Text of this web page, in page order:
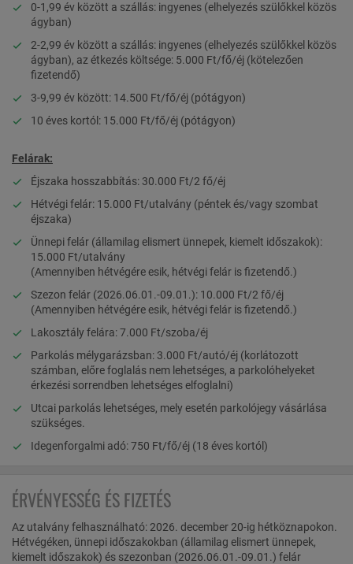
0-1,99 év között a szállás: ingyenes (elhelyezés szülőkkel közös
ágyban)
2-2,99 év között a szállás: ingyenes (elhelyezés szülőkkel közös
ágyban), az étkezés költsége: 5.000 Ft/fő/éj (kötelezően
fizetendő)
3-9,99 év között: 14.500 Ft/fő/éj (pótágyon)
10 éves kortól: 15.000 Ft/fő/éj (pótágyon)
Felárak:
Éjszaka hosszabbítás: 30.000 Ft/2 fő/éj
Hétvégi felár: 15.000 Ft/utalvány (péntek és/vagy szombat
éjszaka)
Ünnepi felár (államilag elismert ünnepek, kiemelt időszakok):
15.000 Ft/utalvány
(Amennyiben hétvégére esik, hétvégi felár is fizetendő.)
Szezon felár (2026.06.01.-09.01.): 10.000 Ft/2 fő/éj
(Amennyiben hétvégére esik, hétvégi felár is fizetendő.)
Lakosztály felára: 7.000 Ft/szoba/éj
Parkolás mélygarázsban: 3.000 Ft/autó/éj (korlátozott
számban, előre foglalás nem lehetséges, a parkolóhelyeket
érkezési sorrendben lehetséges elfoglalni)
Utcai parkolás lehetséges, mely esetén parkolójegy vásárlása
szükséges.
Idegenforgalmi adó: 750 Ft/fő/éj (18 éves kortól)
ÉRVÉNYESSÉG ÉS FIZETÉS
Az utalvány felhasználható: 2026. december 20-ig hétköznapokon.
Hétvégéken, ünnepi időszakokban (államilag elismert ünnepek,
kiemelt időszakok) és szezonban (2026.06.01.-09.01.) felár